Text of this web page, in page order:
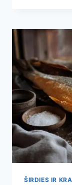
ŠIRDIES IR